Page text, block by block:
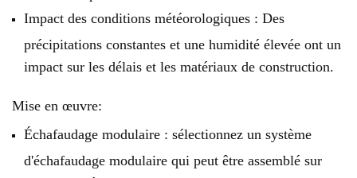
Impact des conditions météorologiques : Des
précipitations constantes et une humidité élevée ont un
impact sur les délais et les matériaux de construction.
Mise en œuvre:
Échafaudage modulaire : sélectionnez un système
d'échafaudage modulaire qui peut être assemblé sur